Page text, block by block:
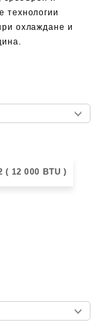
технологии
охлаждане и
( 12 000 BTU )